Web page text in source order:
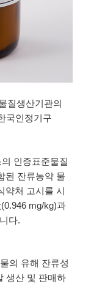
질생산기관의
국인정기구
인증표준물질
된 잔류농약 물
약처 고시를 시
mg/kg)과
다.
의 유해 잔류성
생산 및 판매하